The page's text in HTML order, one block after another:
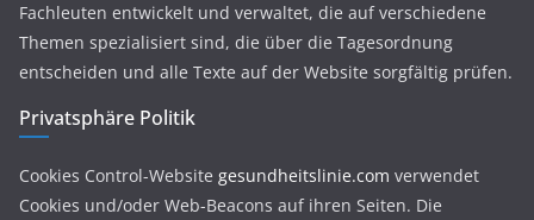
Fachleuten entwickelt und verwaltet, die auf verschiedene
Themen spezialisiert sind, die über die Tagesordnung
entscheiden und alle Texte auf der Website sorgfältig prüfen.
Privatsphäre Politik
Cookies Control-Website gesundheitslinie.com verwendet
Cookies und/oder Web-Beacons auf ihren Seiten. Die